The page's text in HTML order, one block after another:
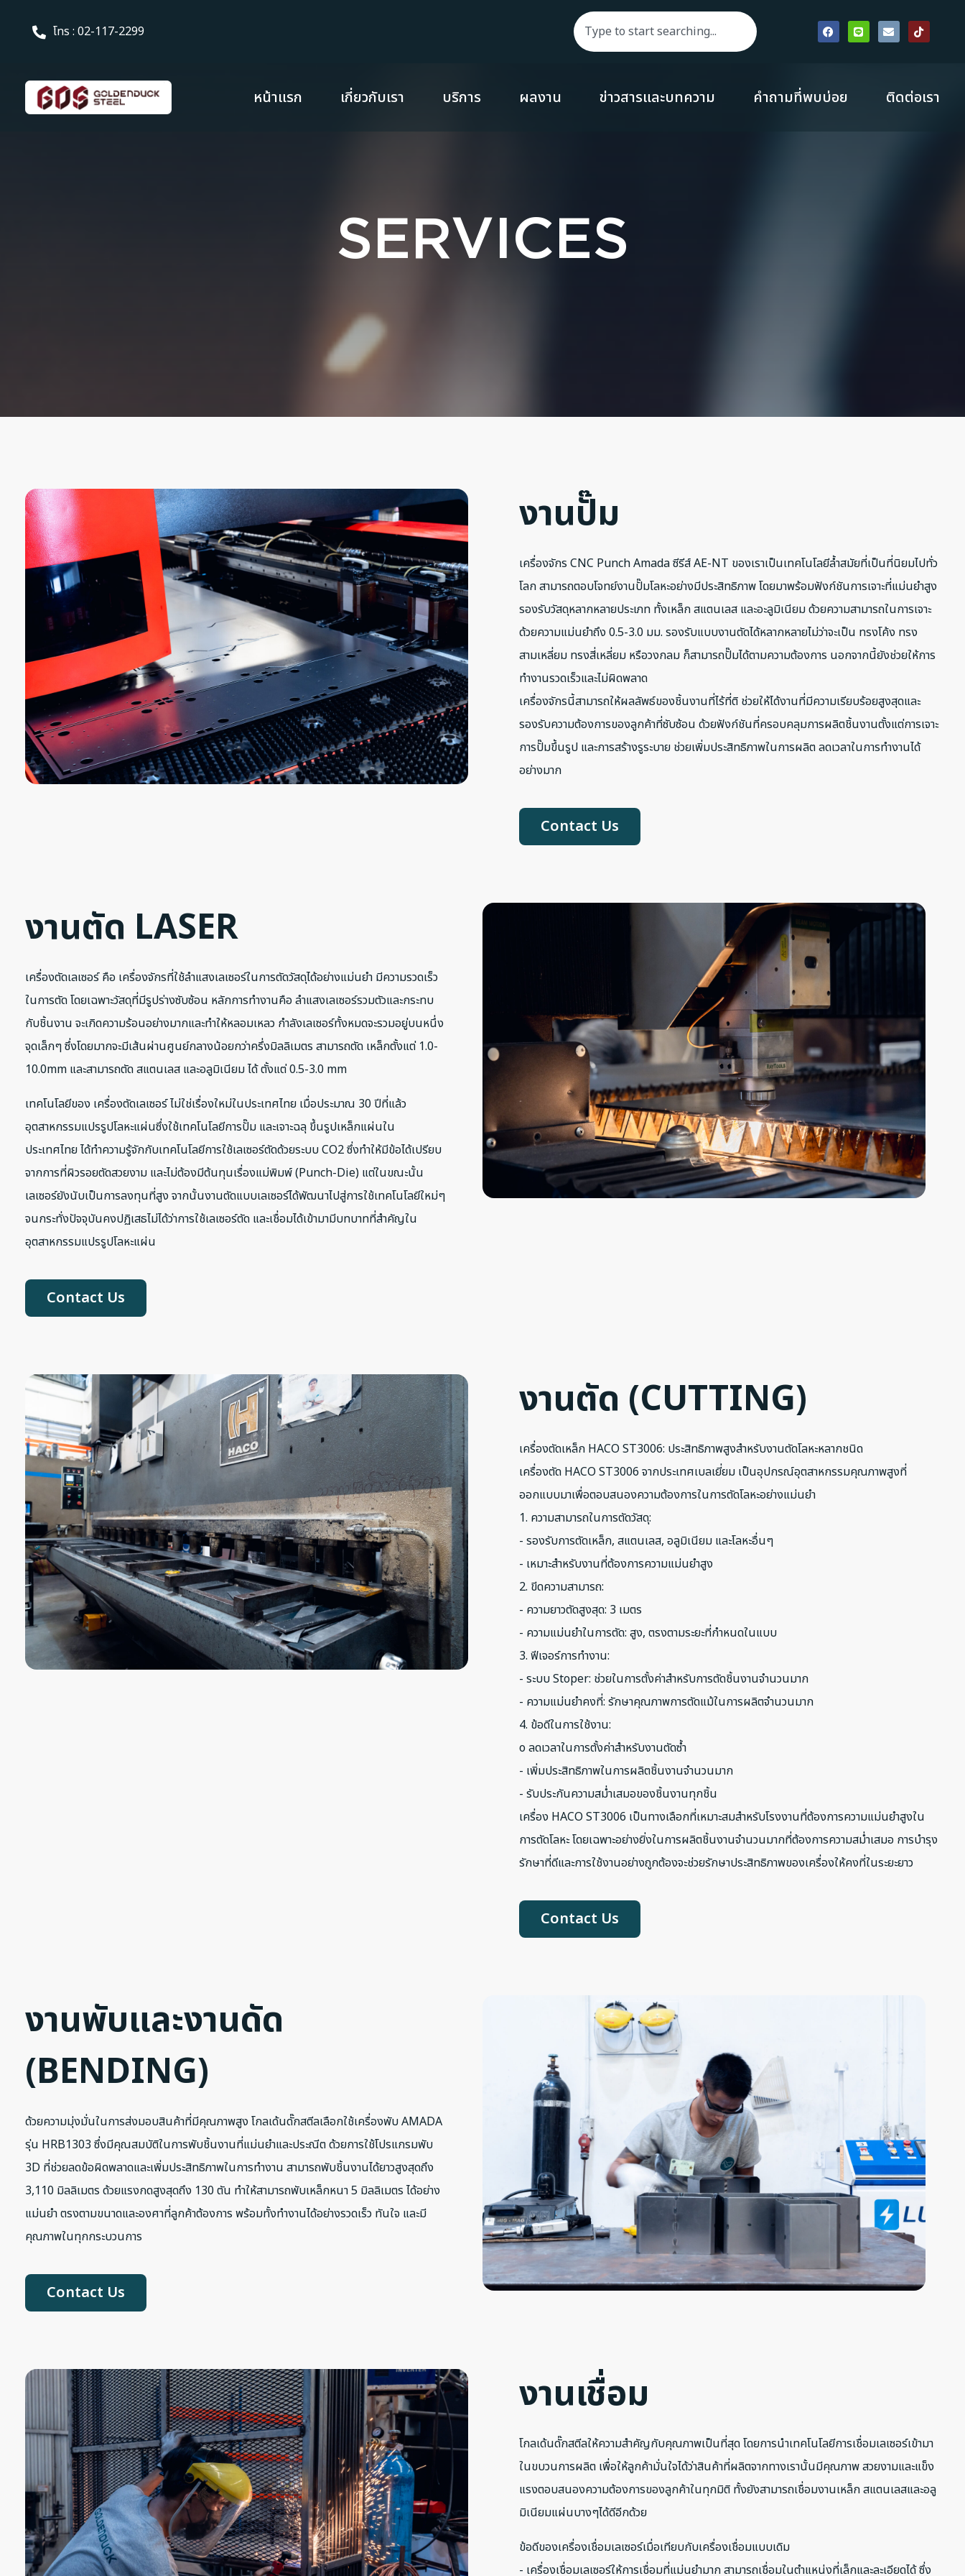
โทร : 02-117-2299
หน้าแรก เกี่ยวกับเรา บริการ ผลงาน ข่าวสารและบทความ คำถามที่พบบ่อย ติดต่อเรา
SERVICES
งานปั๊ม
เครื่องจักร CNC Punch Amada ซีรีส์ AE-NT ของเราเป็นเทคโนโลยีล้ำสมัยที่เป็นที่นิยมไปทั่ว
โลก สามารถตอบโจทย์งานปั๊มโลหะอย่างมีประสิทธิภาพ โดยมาพร้อมฟังก์ชันการเจาะที่แม่นยำสูง
รองรับวัสดุหลากหลายประเภท ทั้งเหล็ก สแตนเลส และอะลูมิเนียม ด้วยความสามารถในการเจาะ
ด้วยความแม่นยำถึง 0.5-3.0 มม. รองรับแบบงานตัดได้หลากหลายไม่ว่าจะเป็น ทรงโค้ง ทรง
สามเหลี่ยม ทรงสี่เหลี่ยม หรือวงกลม ก็สามารถปั๊มได้ตามความต้องการ นอกจากนี้ยังช่วยให้การ
ทำงานรวดเร็วและไม่ผิดพลาด
เครื่องจักรนี้สามารถให้ผลลัพธ์ของชิ้นงานที่ไร้ที่ติ ช่วยให้ได้งานที่มีความเรียบร้อยสูงสุดและ
รองรับความต้องการของลูกค้าที่ซับซ้อน ด้วยฟังก์ชันที่ครอบคลุมการผลิตชิ้นงานตั้งแต่การเจาะ
การปั๊มขึ้นรูป และการสร้างรูระบาย ช่วยเพิ่มประสิทธิภาพในการผลิต ลดเวลาในการทำงานได้
อย่างมาก
Contact Us
งานตัด LASER
เครื่องตัดเลเซอร์ คือ เครื่องจักรที่ใช้ลำแสงเลเซอร์ในการตัดวัสดุได้อย่างแม่นยำ มีความรวดเร็ว
ในการตัด โดยเฉพาะวัสดุที่มีรูปร่างซับซ้อน หลักการทำงานคือ ลำแสงเลเซอร์รวมตัวและกระทบ
กับชิ้นงาน จะเกิดความร้อนอย่างมากและทำให้หลอมเหลว กำลังเลเซอร์ทั้งหมดจะรวมอยู่บนหนึ่ง
จุดเล็กๆ ซึ่งโดยมากจะมีเส้นผ่านศูนย์กลางน้อยกว่าครึ่งมิลลิเมตร สามารถตัด เหล็กตั้งแต่ 1.0-
10.0mm และสามารถตัด สแตนเลส และอลูมิเนียม ได้ ตั้งแต่ 0.5-3.0 mm
เทคโนโลยีของ เครื่องตัดเลเซอร์ ไม่ใช่เรื่องใหม่ในประเทศไทย เมื่อประมาณ 30 ปีที่แล้ว
อุตสาหกรรมแปรรูปโลหะแผ่นซึ่งใช้เทคโนโลยีการปั๊ม และเจาะฉลุ ขึ้นรูปเหล็กแผ่นใน
ประเทศไทย ได้ทำความรู้จักกับเทคโนโลยีการใช้เลเซอร์ตัดด้วยระบบ CO2 ซึ่งทำให้มีข้อได้เปรียบ
จากการที่ผิวรอยตัดสวยงาม และไม่ต้องมีต้นทุนเรื่องแม่พิมพ์ (Punch-Die) แต่ในขณะนั้น
เลเซอร์ยังนับเป็นการลงทุนที่สูง จากนั้นงานตัดแบบเลเซอร์ได้พัฒนาไปสู่การใช้เทคโนโลยีใหม่ๆ
จนกระทั่งปัจจุบันคงปฏิเสธไม่ได้ว่าการใช้เลเซอร์ตัด และเชื่อมได้เข้ามามีบทบาทที่สำคัญใน
อุตสาหกรรมแปรรูปโลหะแผ่น
Contact Us
งานตัด (CUTTING)
เครื่องตัดเหล็ก HACO ST3006: ประสิทธิภาพสูงสำหรับงานตัดโลหะหลากชนิด
เครื่องตัด HACO ST3006 จากประเทศเบลเยี่ยม เป็นอุปกรณ์อุตสาหกรรมคุณภาพสูงที่
ออกแบบมาเพื่อตอบสนองความต้องการในการตัดโลหะอย่างแม่นยำ
1. ความสามารถในการตัดวัสดุ:
- รองรับการตัดเหล็ก, สแตนเลส, อลูมิเนียม และโลหะอื่นๆ
- เหมาะสำหรับงานที่ต้องการความแม่นยำสูง
2. ขีดความสามารถ:
- ความยาวตัดสูงสุด: 3 เมตร
- ความแม่นยำในการตัด: สูง, ตรงตามระยะที่กำหนดในแบบ
3. ฟีเจอร์การทำงาน:
- ระบบ Stoper: ช่วยในการตั้งค่าสำหรับการตัดชิ้นงานจำนวนมาก
- ความแม่นยำคงที่: รักษาคุณภาพการตัดแม้ในการผลิตจำนวนมาก
4. ข้อดีในการใช้งาน:
o ลดเวลาในการตั้งค่าสำหรับงานตัดซ้ำ
- เพิ่มประสิทธิภาพในการผลิตชิ้นงานจำนวนมาก
- รับประกันความสม่ำเสมอของชิ้นงานทุกชิ้น
เครื่อง HACO ST3006 เป็นทางเลือกที่เหมาะสมสำหรับโรงงานที่ต้องการความแม่นยำสูงใน
การตัดโลหะ โดยเฉพาะอย่างยิ่งในการผลิตชิ้นงานจำนวนมากที่ต้องการความสม่ำเสมอ การบำรุง
รักษาที่ดีและการใช้งานอย่างถูกต้องจะช่วยรักษาประสิทธิภาพของเครื่องให้คงที่ในระยะยาว
Contact Us
งานพับและงานดัด
(BENDING)
ด้วยความมุ่งมั่นในการส่งมอบสินค้าที่มีคุณภาพสูง โกลเด้นดั๊กสตีลเลือกใช้เครื่องพับ AMADA
รุ่น HRB1303 ซึ่งมีคุณสมบัติในการพับชิ้นงานที่แม่นยำและประณีต ด้วยการใช้โปรแกรมพับ
3D ที่ช่วยลดข้อผิดพลาดและเพิ่มประสิทธิภาพในการทำงาน สามารถพับชิ้นงานได้ยาวสูงสุดถึง
3,110 มิลลิเมตร ด้วยแรงกดสูงสุดถึง 130 ตัน ทำให้สามารถพับเหล็กหนา 5 มิลลิเมตร ได้อย่าง
แม่นยำ ตรงตามขนาดและองศาที่ลูกค้าต้องการ พร้อมทั้งทำงานได้อย่างรวดเร็ว ทันใจ และมี
คุณภาพในทุกกระบวนการ
Contact Us
งานเชื่อม
โกลเด้นดั๊กสตีลให้ความสำคัญกับคุณภาพเป็นที่สุด โดยการนำเทคโนโลยีการเชื่อมเลเซอร์เข้ามา
ในขบวนการผลิต เพื่อให้ลูกค้ามั่นใจได้ว่าสินค้าที่ผลิตจากทางเรานั้นมีคุณภาพ สวยงามและแข็ง
แรงตอบสนองความต้องการของลูกค้าในทุกมิติ ทั้งยังสามารถเชื่อมงานเหล็ก สแตนเลสและอลู
มิเนียมแผ่นบางๆได้ดีอีกด้วย
ข้อดีของเครื่องเชื่อมเลเซอร์เมื่อเทียบกับเครื่องเชื่อมแบบเดิม
- เครื่องเชื่อมเลเซอร์ให้การเชื่อมที่แม่นยำมาก สามารถเชื่อมในตำแหน่งที่เล็กและละเอียดได้ ซึ่ง